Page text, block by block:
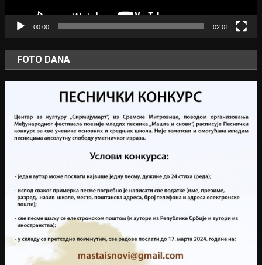
00:00 02:01
FOTO DANA